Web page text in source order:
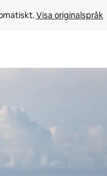
Visa originalspråk